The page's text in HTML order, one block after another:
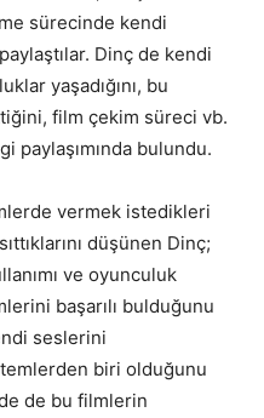
sürecinde kendi
Dinç de kendi
yaşadığını, bu
film çekim süreci vb.
paylaşımında bulundu.
vermek istedikleri
düşünen Dinç;
ve oyunculuk
başarılı bulduğunu
seslerini
biri olduğunu
de bu filmlerin